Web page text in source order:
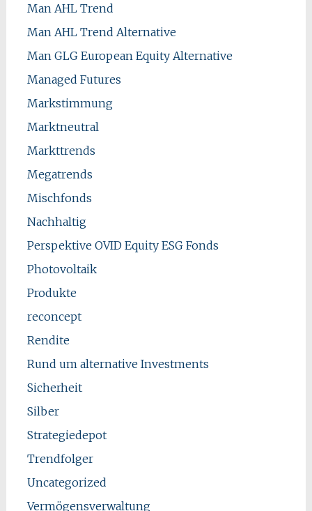
Man AHL Trend
Man AHL Trend Alternative
Man GLG European Equity Alternative
Managed Futures
Markstimmung
Marktneutral
Markttrends
Megatrends
Mischfonds
Nachhaltig
Perspektive OVID Equity ESG Fonds
Photovoltaik
Produkte
reconcept
Rendite
Rund um alternative Investments
Sicherheit
Silber
Strategiedepot
Trendfolger
Uncategorized
Vermögensverwaltung